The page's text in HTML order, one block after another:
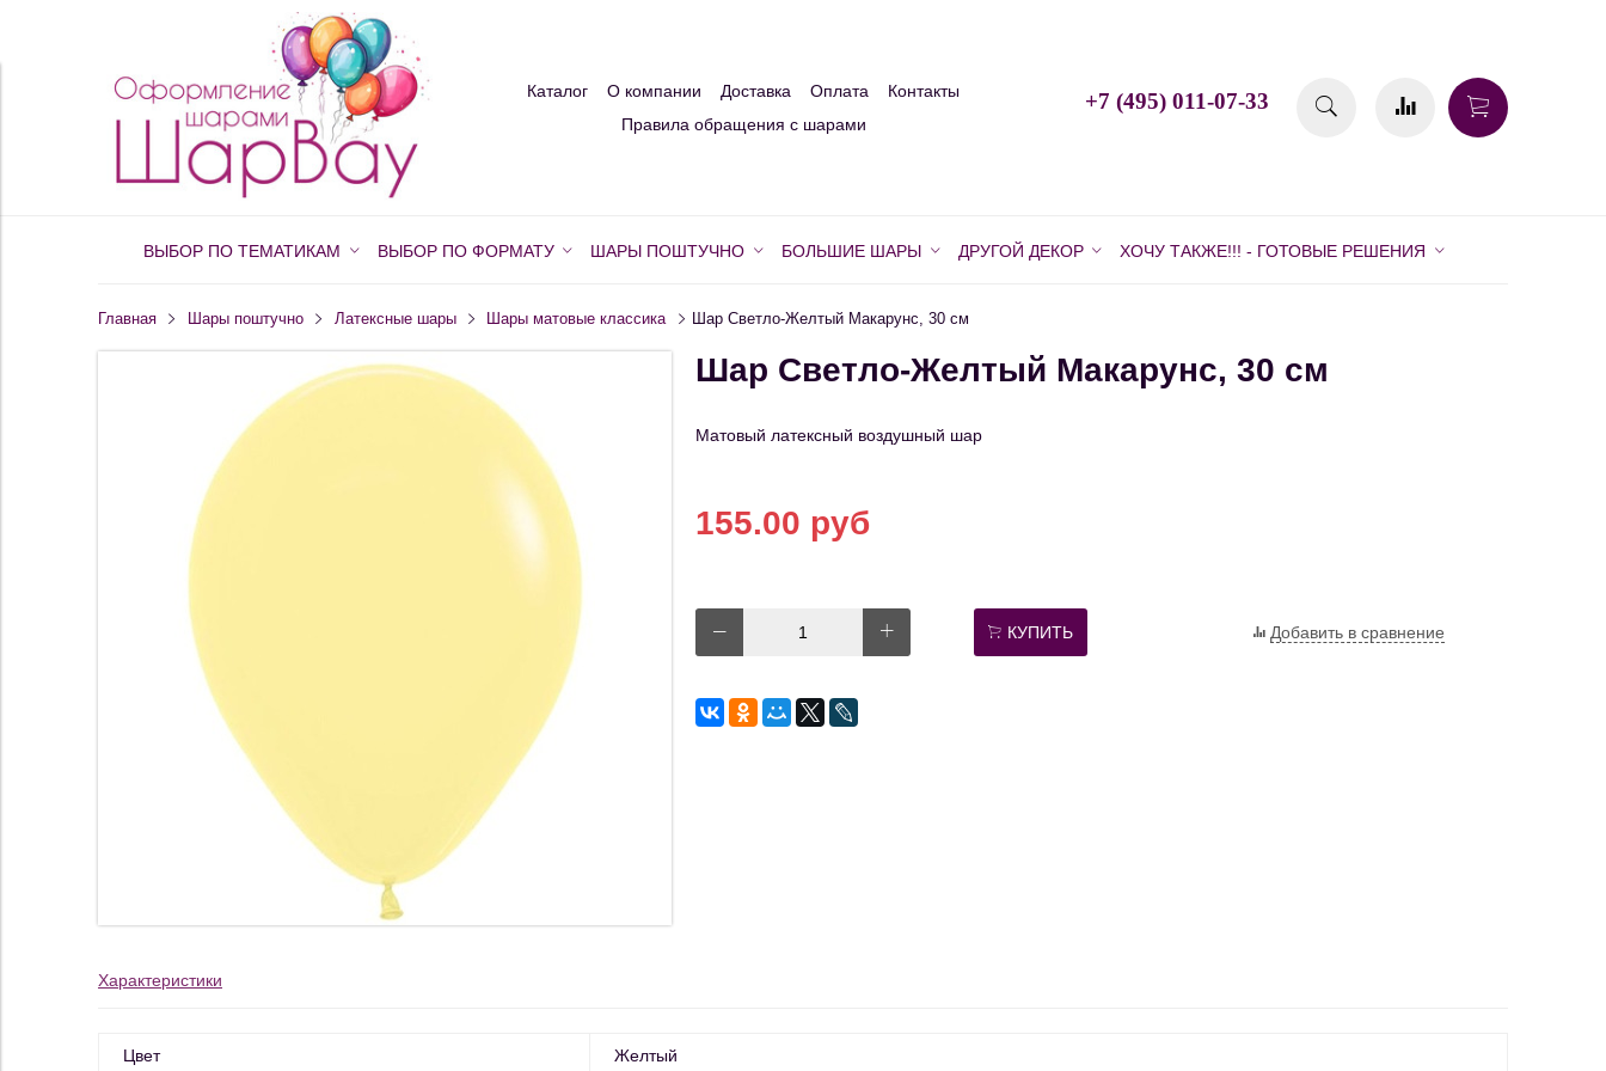
Каталог О компании Доставка Оплата
Контакты
Правила обращения с шарами
+7 (495) 011-07-33
ВЫБОР ПО ТЕМАТИКАМ ВЫБОР ПО ФОРМАТУ ШАРЫ ПОШТУЧНО БОЛЬШИЕ ШАРЫ ДРУГОЙ ДЕКОР ХОЧУ ТАКЖЕ!!! - ГОТОВЫЕ РЕШЕНИЯ
Главная Шары поштучно Латексные шары Шары матовые классика Шар Светло-Желтый Макарунс, 30 см
Шар Светло-Желтый Макарунс, 30 см
Матовый латексный воздушный шар
155.00 руб
КУПИТЬ Добавить в сравнение
Характеристики
Цвет Желтый